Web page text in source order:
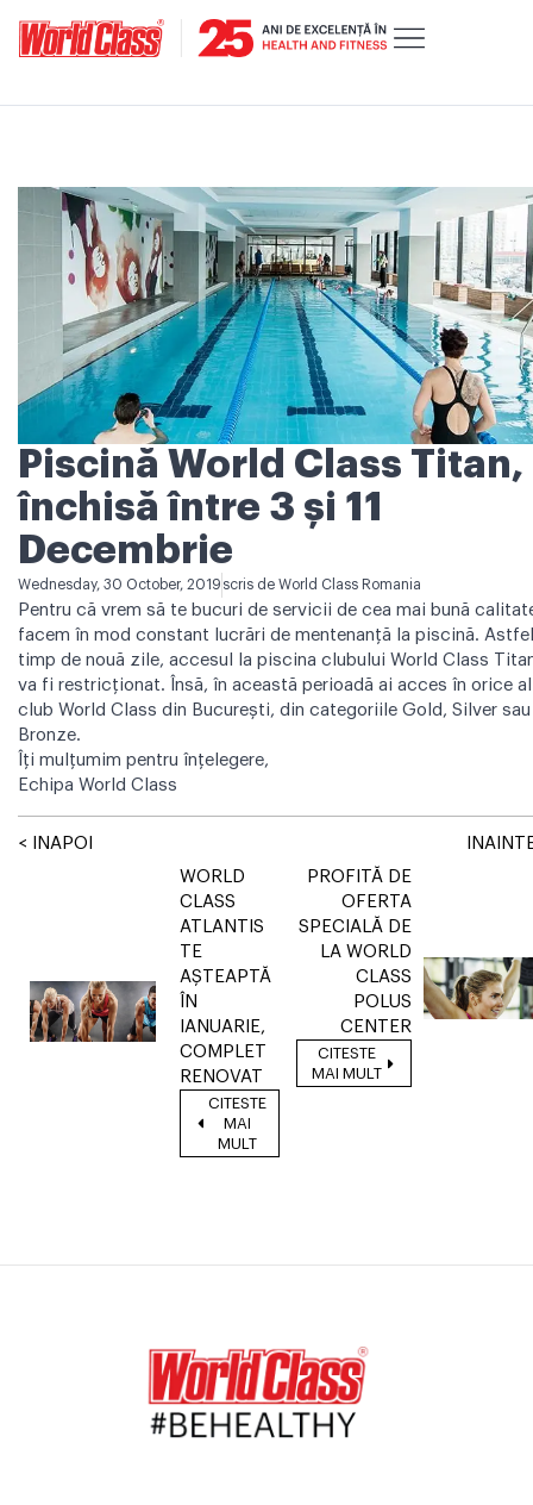
Piscină World Class Titan,
închisă între 3 și 11
Decembrie
Wednesday, 30 October, 2019 scris de World Class Romania
Pentru că vrem să te bucuri de servicii de cea mai bună
facem în mod constant lucrări de mentenanță la piscină.
timp de nouă zile, accesul la piscina clubului World Class
va fi restricționat. Însă, în această perioadă ai acces în orice
club World Class din București, din categoriile Gold, Silver sau
Bronze.
Îți mulțumim pentru înțelegere,
Echipa World Class
< INAPOI
WORLD
CLASS
ATLANTIS
TE
AȘTEAPTĂ
ÎN
IANUARIE,
COMPLET
RENOVAT
CITESTE
MAI
MULT
PROFITĂ DE
OFERTA
SPECIALĂ DE
LA WORLD
CLASS
POLUS
CENTER
CITESTE
MAI MULT